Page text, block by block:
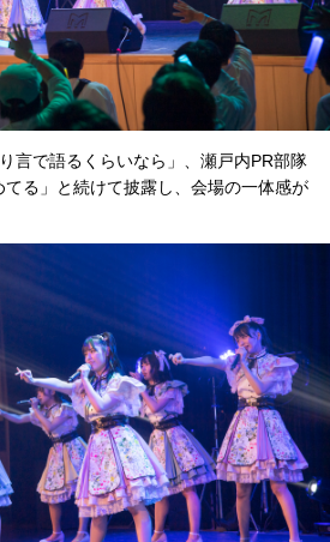
言で語るくらいなら」、瀬戸内PR部隊
る」と続けて披露し、会場の一体感が